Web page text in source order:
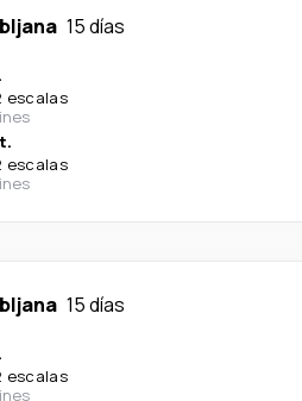
15 días
escalas
escalas
15 días
escalas